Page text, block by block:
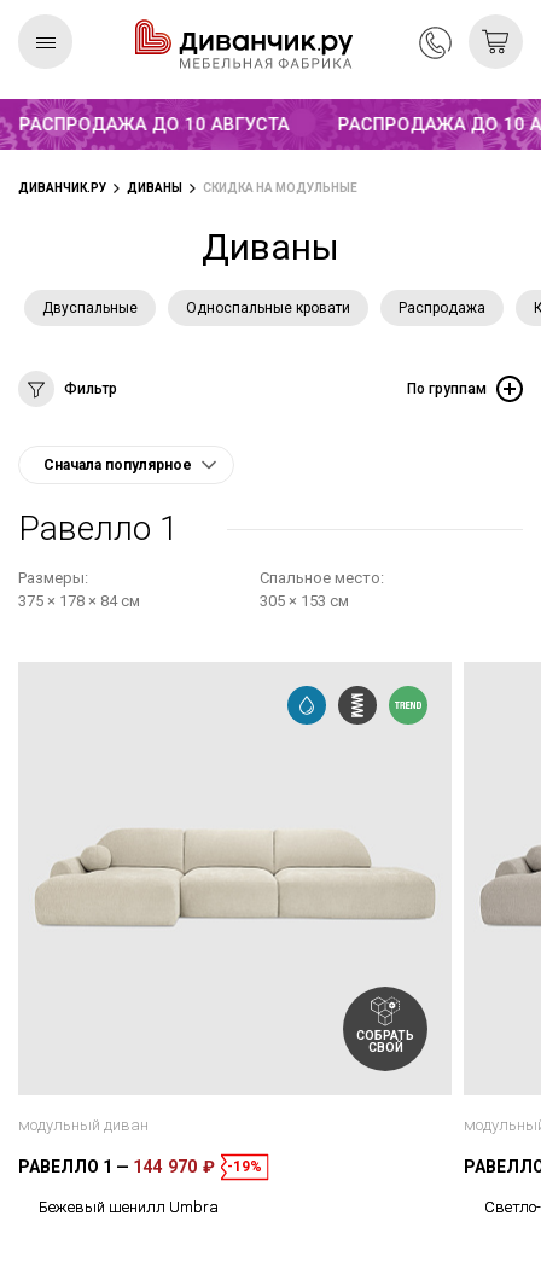
ДО 10 АВГУСТА РАСПРОДАЖА ДО 10
ДИВАНЧИК.РУ ДИВАНЫ СКИДКА НА МОДУЛЬНЫЕ
Диваны
Двуспальные Односпальные кровати Распродажа
Фильтр По группам
Равелло 1
Размеры:
375 × 178 × 84 см
Cпальное место:
305 × 153 см
СОБРАТЬ
СВОЙ
модульный диван
РАВЕЛЛО 1 144 970 ₽ -19%
Бежевый шенилл Umbra
Скандинавская
коллекция